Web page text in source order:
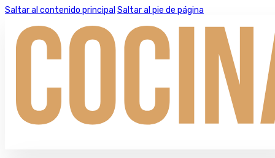
Saltar al contenido principal Saltar al pie de página